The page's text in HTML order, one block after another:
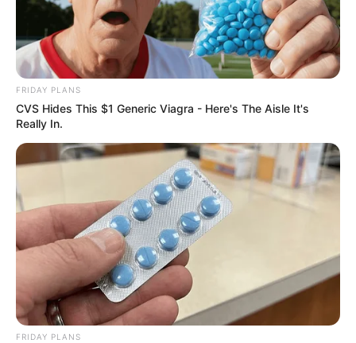
FRIDAY PLANS
CVS Hides This $1 Generic Viagra - Here's The Aisle It's
Really In.
FRIDAY PLANS